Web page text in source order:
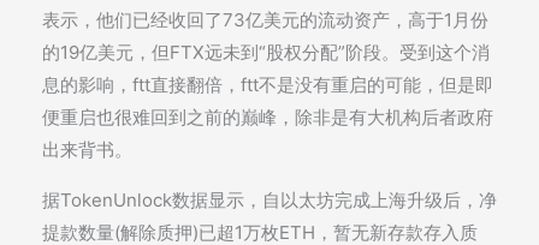
表示，他们已经收回了73亿美元的流动资产，高于1月份
的19亿美元，但FTX远未到“股权分配”阶段。受到这个消
息的影响，ftt直接翻倍，ftt不是没有重启的可能，但是即
便重启也很难回到之前的巅峰，除非是有大机构后者政府
出来背书。
据TokenUnlock数据显示，自以太坊完成上海升级后，净
提款数量(解除质押)已超1万枚ETH，暂无新存款存入质